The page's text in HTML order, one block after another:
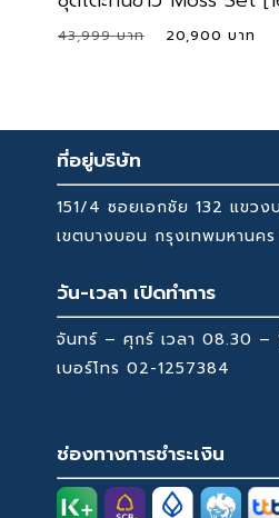
43,999
Original
20,900
ที่อยู่บริษัท
151/4 ซอยเอกชัย 132 แขวง
เขตบางบอน กรุงเทพมหานคร
วัน-เวลา เปิดทำการ
จันทร์ – ศุกร์ เวลา 08.30 –
เบอร์โทร 02-1257384
ช่องทางการชำระเงิน